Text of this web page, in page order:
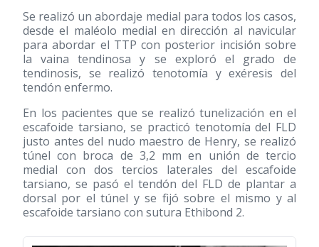
Se realizó un abordaje medial para todos los casos,
desde el maléolo medial en dirección al navicular
para abordar el TTP con posterior incisión sobre
la vaina tendinosa y se exploró el grado de
tendinosis, se realizó tenotomía y exéresis del
tendón enfermo.
En los pacientes que se realizó tunelización en el
escafoide tarsiano, se practicó tenotomía del FLD
justo antes del nudo maestro de Henry, se realizó
túnel con broca de 3,2 mm en unión de tercio
medial con dos tercios laterales del escafoide
tarsiano, se pasó el tendón del FLD de plantar a
dorsal por el túnel y se fijó sobre el mismo y al
escafoide tarsiano con sutura Ethibond 2.